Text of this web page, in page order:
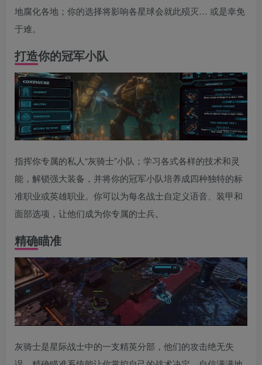
地腐化各地；你的选择将影响各星球会就此殒灭… 或是幸免
于难。
打造你的冠军小队
指挥你专属的私人“灰骑士”小队；学习各式各样的技术和灵
能，解锁强大装备，并将你的冠军小队培养成四种独特的标
准职业或英雄职业。你可以为每名战士自定义语音、装甲和
面部选项，让他们成为你专属的士兵。
精确瞄准
灰骑士是星际战士中的一支精英分部，他们的攻击绝无失